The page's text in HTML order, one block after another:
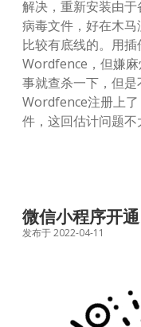
解决，重新安装由
病毒文件，好在木
比较有底线的。用
Wordfence，但嫌
事就查杀一下，但
Wordfence注册上
件，这回估计问题不
微信小程序开通
发布于 2022-04-11